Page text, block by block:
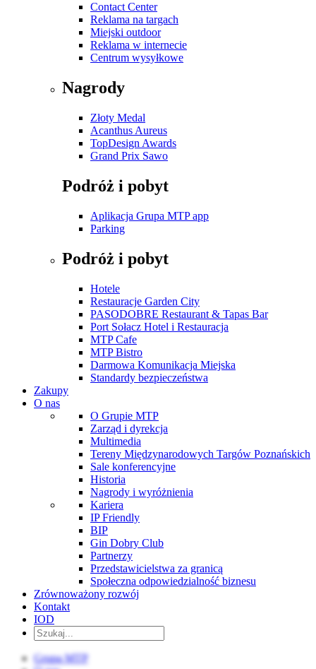
Contact Center
Reklama na targach
Miejski outdoor
Reklama w internecie
Centrum wysyłkowe
Nagrody
Złoty Medal
Acanthus Aureus
TopDesign Awards
Grand Prix Sawo
Podróż i pobyt
Aplikacja Grupa MTP app
Parking
Podróż i pobyt
Hotele
Restauracje Garden City
PASODOBRE Restaurant & Tapas Bar
Port Sołacz Hotel i Restauracja
MTP Cafe
MTP Bistro
Darmowa Komunikacja Miejska
Standardy bezpieczeństwa
Zakupy
O nas
O Grupie MTP
Zarząd i dyrekcja
Multimedia
Tereny Międzynarodowych Targów Poznańskich
Sale konferencyjne
Historia
Nagrody i wyróżnienia
Kariera
IP Friendly
BIP
Gin Dobry Club
Partnerzy
Przedstawicielstwa za granicą
Społeczna odpowiedzialność biznesu
Zrównoważony rozwój
Kontakt
IOD
Grupa MTP